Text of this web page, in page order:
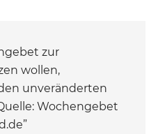
zur
wollen,
unveränderten
Wochengebet